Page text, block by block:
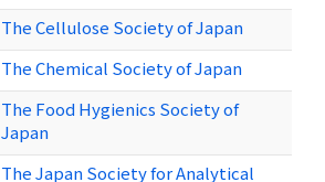
The Cellulose Society of Japan
The Chemical Society of Japan
The Food Hygienics Society of
Japan
The Japan Society for Analytical